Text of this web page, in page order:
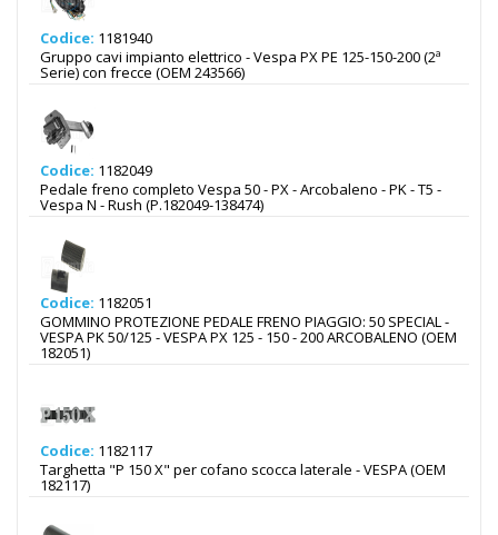
Codice: 1181940
Gruppo cavi impianto elettrico - Vespa PX PE 125-150-200 (2ª
Serie) con frecce (OEM 243566)
Codice: 1182049
Pedale freno completo Vespa 50 - PX - Arcobaleno - PK - T5 -
Vespa N - Rush (P.182049-138474)
Codice: 1182051
GOMMINO PROTEZIONE PEDALE FRENO PIAGGIO: 50 SPECIAL -
VESPA PK 50/125 - VESPA PX 125 - 150 - 200 ARCOBALENO (OEM
182051)
Codice: 1182117
Targhetta "P 150 X" per cofano scocca laterale - VESPA (OEM
182117)